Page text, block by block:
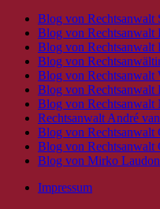
Blog von Rechtsanwalt
Blog von Rechtsanwalt
Blog von Rechtsanwalt
Blog von
Blog von Rechtsanwalt
Blog von Rechtsanwalt
Blog von Rechtsanwalt
Rechtsanwalt André
Blog von Rechtsanwalt
Blog von Rechtsanwalt
Blog von Mirko Laudon
Impressum